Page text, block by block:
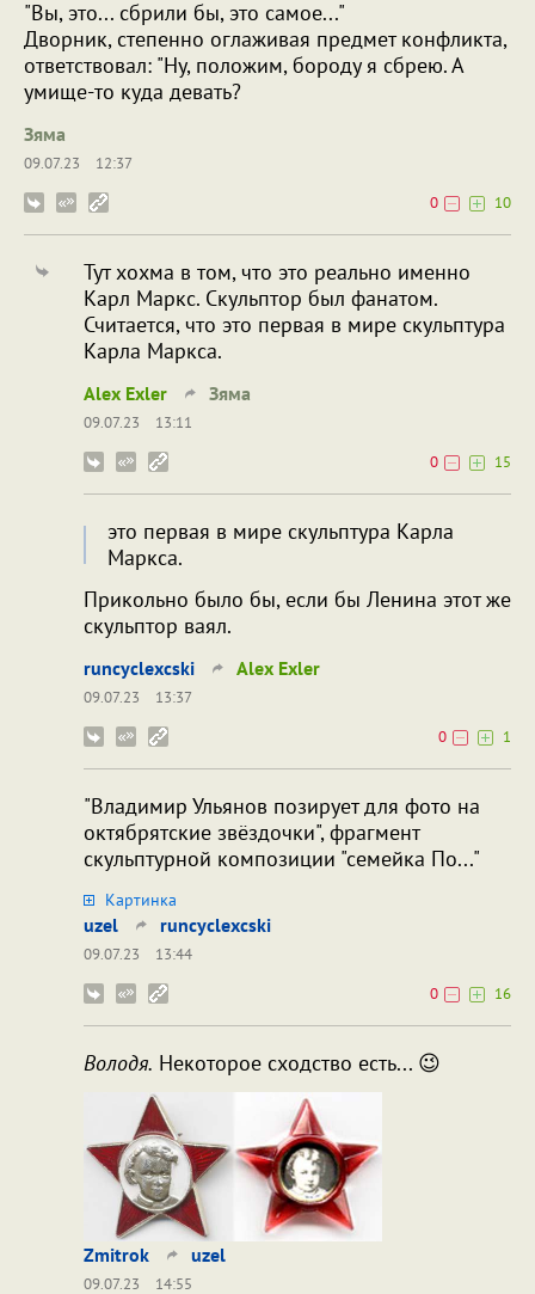
"Вы, это... сбрили бы, это самое..."
Дворник, степенно оглаживая предмет конфликта,
ответствовал: "Ну, положим, бороду я сбрею. А
умище-то куда девать?
Зяма
09.07.23
12:37
0
10
Тут хохма в том, что это реально именно
Карл Маркс. Скульптор был фанатом.
Считается, что это первая в мире скульптура
Карла Маркса.
Alex Exler Зяма
09.07.23
13:11
0
15
это первая в мире скульптура Карла
Маркса.
Прикольно было бы, если бы Ленина этот же
скульптор ваял.
runcyclexcski Alex Exler
09.07.23
13:37
0
1
"Владимир Ульянов позирует для фото на
октябрятские звёздочки", фрагмент
скульптурной композиции "семейка По..."
Картинка
uzel runcyclexcski
09.07.23
13:44
0
16
Володя. Некоторое сходство есть... 😉
Zmitrok uzel
09.07.23
14:55